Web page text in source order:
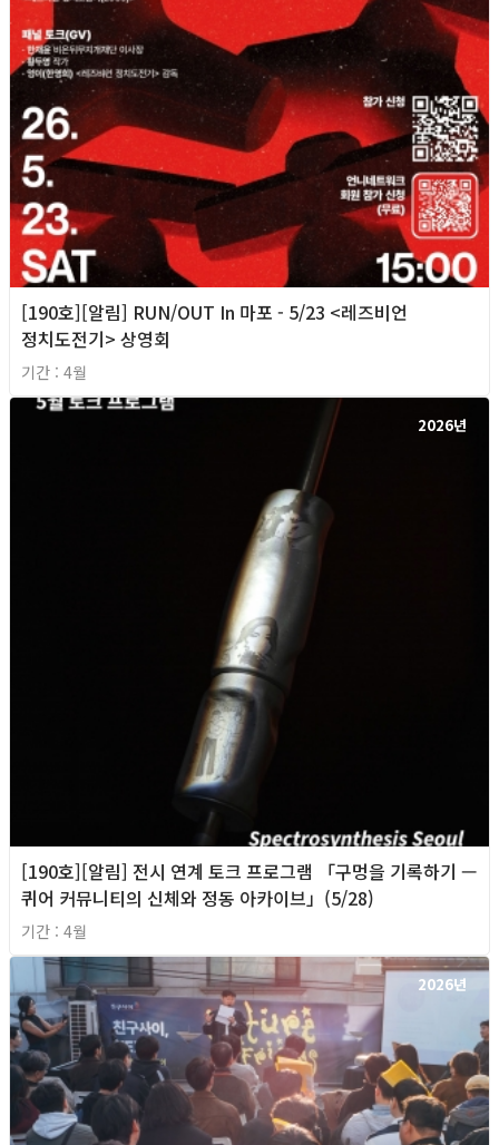
[190호][알림] RUN/OUT In 마포 - 5/23 <레즈비언
정치도전기> 상영회
기간 : 4월
2026년
[190호][알림] 전시 연계 토크 프로그램 「구멍을 기록하기 —
퀴어 커뮤니티의 신체와 정동 아카이브」(5/28)
기간 : 4월
2026년